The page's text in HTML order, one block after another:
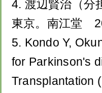
4. 渡辺賢治（
東京。南江堂
5. Kondo Y,
for Parkinson's
Transplantation